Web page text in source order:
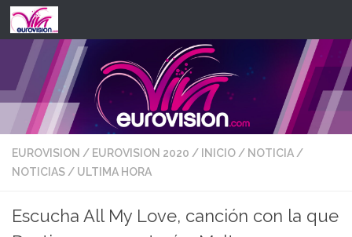
Saltar al contenido
EUROVISION / EUROVISION 2020 / INICIO/ NOTICIA/
NOTICIAS/ ULTIMA HORA
Escucha All My Love, canción con la que